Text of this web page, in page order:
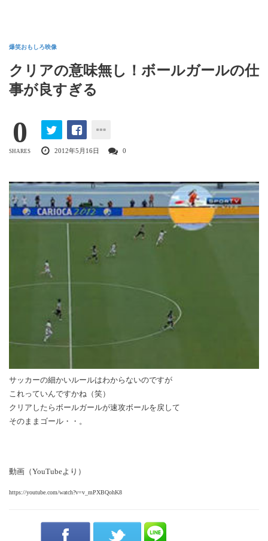
爆笑おもしろ映像
クリアの意味無し！ボールガールの仕
事が良すぎる
0
SHARES 2012年5月16日 0
サッカーの細かいルールはわからないのですが
これっていんですかね（笑）
クリアしたらボールガールが速攻ボールを戻して
そのままゴール・・。
動画（YouTubeより）
https://youtube.com/watch?v=v_mPXBQohK8